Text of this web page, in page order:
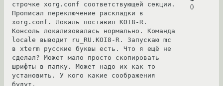
0
строчке xorg.conf соответствующей секции.
Прописал переключение раскладки в
xorg.conf. Локаль поставил KOI8-R.
Консоль локализовалась нормально. Команда
locale выводит ru_RU.KOI8-R. Запускаю mc
в xterm русские буквы есть. Что я ещё не
сделал? Может мало просто скопировать
шрифты в папку. Может надо их как то
установить. У кого какие соображения